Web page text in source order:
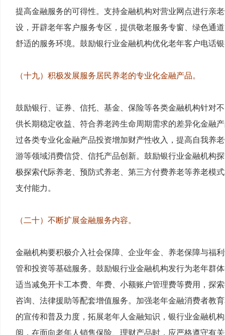
提高金融服务的可得性。支持金融机构对营业网点进行亲
设，开辟老年客户服务专区，提供敬老服务专窗、绿色通
舒适的服务环境。鼓励银行业金融机构优化老年客户电话
（十九）积极发展服务居民养老的专业化金融产品。
鼓励银行、证券、信托、基金、保险等各类金融机构针对
供长期稳定收益、符合养老跨生命周期需求的差异化金融
过各类专业化金融产品投资增加财产性收入，提高自我养
游等领域消费信贷、信托产品创新。鼓励银行业金融机构
极探索代际养老、预防式养老、第三方付费养老等养老模
支付能力。
（二十）不断扩展金融服务内容。
金融机构要积极介入社会保障、企业年金、养老保障与福
管和投资等基础服务。鼓励银行业金融机构发行为老年群
适当减免开卡工本费、年费、小额账户管理费等费用，探
咨询、法律援助等配套增值服务。加强老年金融消费者教
的宣传和普及力度，拓展老年人金融知识，银行业金融机
阅，在面向老年人销售保险、理财产品时，应严格遵守有